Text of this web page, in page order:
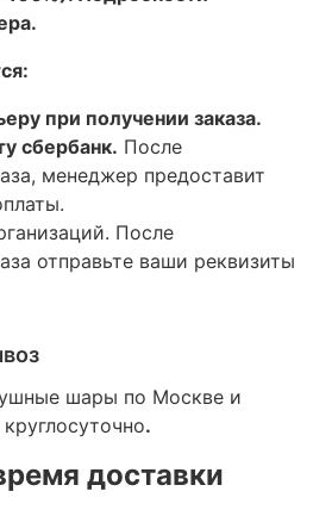
при получении заказа.
сбербанк. После
менеджер предоставит
После
отправьте ваши реквизиты
шары по Москве и
.
доставки